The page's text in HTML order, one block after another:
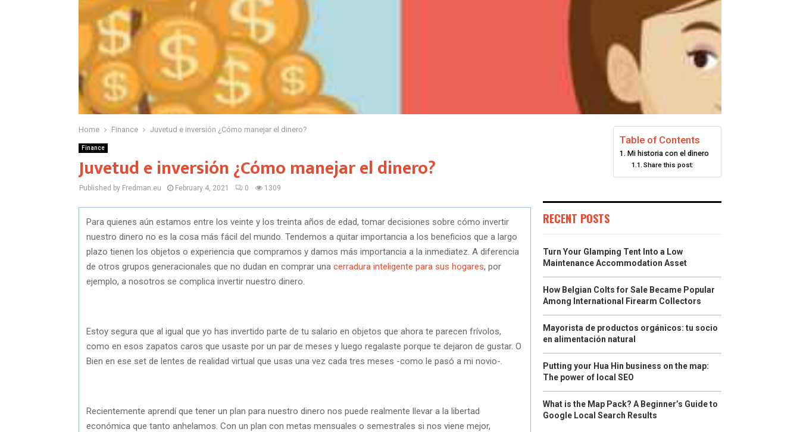
Home Finance Juvetud e inversión ¿Cómo manejar el dinero?
Finance
Juvetud e inversión ¿Cómo manejar el dinero?
Published by Fredman.eu February 4, 2021 0 1309
Para quienes aún estamos entre los veinte y los treinta años de edad, tomar decisiones sobre cómo invertir
nuestro dinero no es la cosa más fácil del mundo. Tendemos a quitar importancia a los beneficios que a largo
plazo tienen los objetos o experiencia que compramos y damos más importancia a la inmediatez. A diferencia
de otros grupos generacionales que no dudan en comprar una cerradura inteligente para sus hogares, por
ejemplo, a nosotros se complica invertir nuestro dinero.
Estoy segura que al igual que yo has invertido parte de tu salario en objetos que ahora te parecen frívolos,
como en esos zapatos caros que usaste por un par de meses y luego regalaste porque te dejaron de gustar. O
Bien en ese set de lentes de realidad virtual que usas una vez cada tres meses -como le pasó a mi novio-.
Recientemente aprendí que tener un plan para nuestro dinero nos puede realmente llevar a la libertad
económica que tanto anhelamos. Con un plan con metas mensuales o semestrales si nos viene mejor,
Table of Contents
Mi historia con el dinero
Share this post:
RECENT POSTS
Turn Your Glamping Tent Into a Low
Maintenance Accommodation Asset
How Belgian Colts for Sale Became Popular
Among International Firearm Collectors
Mayorista de productos orgánicos: tu socio
en alimentación natural
Putting your Hua Hin business on the map:
The power of local SEO
What is the Map Pack? A Beginner’s Guide to
Google Local Search Results